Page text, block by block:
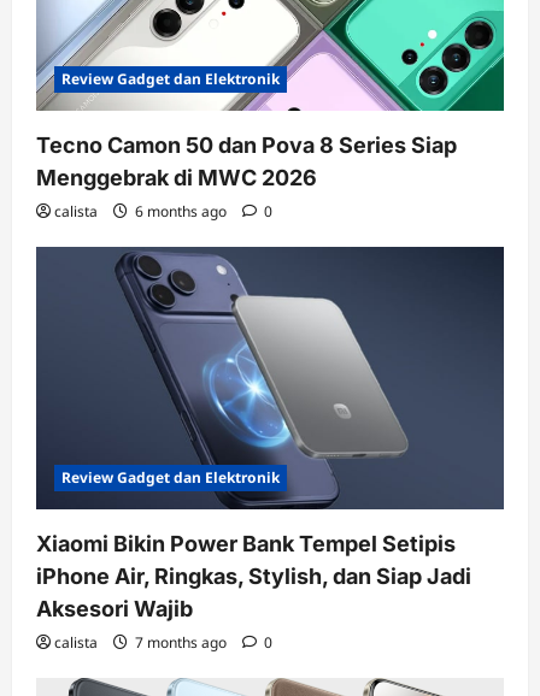
Review Gadget dan Elektronik
Tecno Camon 50 dan Pova 8 Series Siap
Menggebrak di MWC 2026
calista 6 months ago 0
Review Gadget dan Elektronik
Xiaomi Bikin Power Bank Tempel Setipis
iPhone Air, Ringkas, Stylish, dan Siap Jadi
Aksesori Wajib
calista 7 months ago 0